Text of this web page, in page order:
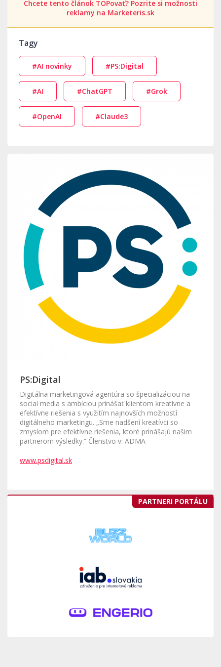
Chcete tento článok TOPovať? Pozrite si možnosti
reklamy na Marketeris.sk
Tagy
#AI novinky #PS:Digital
#AI #ChatGPT #Grok
#OpenAI #Claude3
PS:Digital
Digitálna marketingová agentúra so špecializáciou na
social media s ambíciou prinášať klientom kreatívne a
efektívne riešenia s využitím najnovších možností
digitálneho marketingu. „Sme nadšení kreatívci so
zmyslom pre efektívne riešenia, ktoré prinášajú našim
partnerom výsledky.“ Členstvo v: ADMA
www.psdigital.sk
PARTNERI PORTÁLU